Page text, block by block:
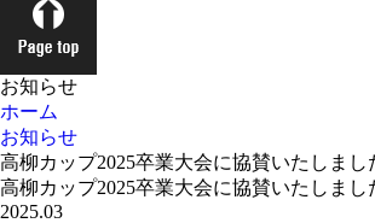
お知らせ
ホーム
お知らせ
高柳カップ2025卒業大会に協賛いたしまし
高柳カップ2025卒業大会に協賛いたしまし
2025.03